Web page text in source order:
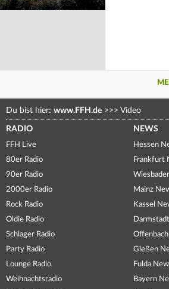
Du bist hier: www.FFH.de >>> Video
RADIO
FFH Live
80er Radio
90er Radio
2000er Radio
Rock Radio
Oldie Radio
Schlager Radio
Party Radio
Lounge Radio
Weihnachtsradio
NEWS
Hessen
Frankfurt
Mainz
Kassel
Gießen
Fulda
Bayern